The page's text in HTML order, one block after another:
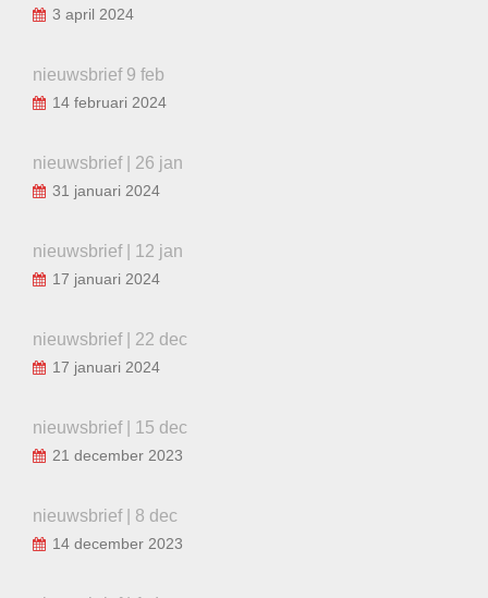
3 april 2024
nieuwsbrief 9 feb
14 februari 2024
nieuwsbrief | 26 jan
31 januari 2024
nieuwsbrief | 12 jan
17 januari 2024
nieuwsbrief | 22 dec
17 januari 2024
nieuwsbrief | 15 dec
21 december 2023
nieuwsbrief | 8 dec
14 december 2023